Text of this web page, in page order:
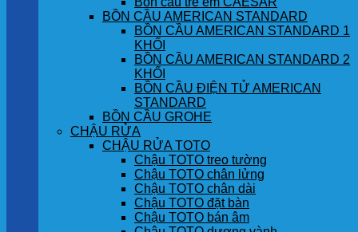
BỒN CẦU AMERICAN STANDARD
BỒN CẦU AMERICAN STANDARD 1
KHỐI
BỒN CẦU AMERICAN STANDARD 2
KHỐI
BỒN CẦU ĐIỆN TỬ AMERICAN
STANDARD
BỒN CẦU GROHE
CHẬU RỬA
CHẬU RỬA TOTO
Chậu TOTO treo tường
Chậu TOTO chân lửng
Chậu TOTO chân dài
Chậu TOTO đặt bàn
Chậu TOTO bán âm